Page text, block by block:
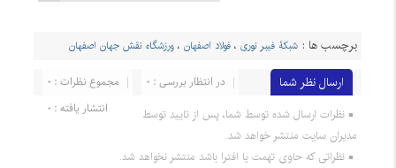
برچسب ها : شبکۀ فیبر نوری ،فولاد اصفهان ،ورزشگاه نقش جهان اصفهان
ارسال نظر شما مجموع نظرات : 0
در انتظار بررسی : 0
انتشار یافته : 0
نظرات ارسال شده توسط شما، پس از تایید توسط
مدیران سایت منتشر خواهد شد.
نظراتی که حاوی تهمت یا افترا باشد منتشر نخواهد شد.